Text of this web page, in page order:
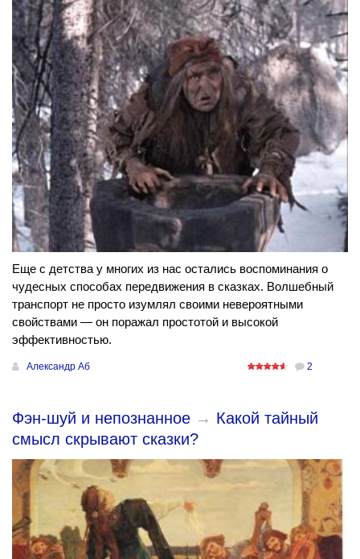
Еще с детства у многих из нас остались воспоминания о
чудесных способах передвижения в сказках. Волшебный
транспорт не просто изумлял своими невероятными
свойствами — он поражал простотой и высокой
эффективностью.
Александр Аб 2
Фэн-шуй и непознанное → Какой тайный
смысл скрывают сказки?